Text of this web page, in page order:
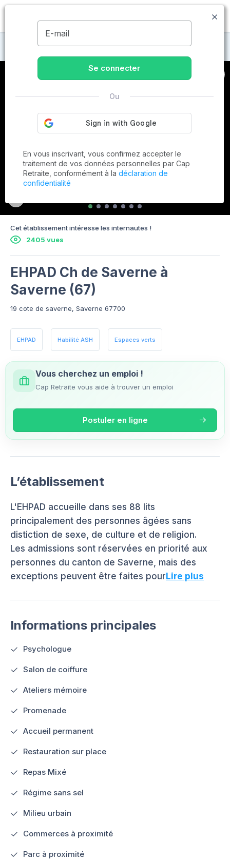
MENU
Maisons de retraite à Saverne
Cet établissement intéresse les internautes !
2405 vues
EHPAD Ch de Saverne à
Saverne (67)
19 cote de saverne, Saverne 67700
EHPAD Habilité ASH Espaces verts
Vous cherchez un emploi !
Cap Retraite vous aide à trouver un emploi
Postuler en ligne
L’établissement
L'EHPAD accueille dans ses 88 lits
principalement des personnes âgées sans
distiction de sexe, de culture et de religion.
Les admissions sont réservées en priorité aux
personnes du canton de Saverne, mais des
exceptions peuvent être faites pourLire plus
Informations principales
Psychologue
Salon de coiffure
Ateliers mémoire
Promenade
Accueil permanent
Restauration sur place
Repas Mixé
Régime sans sel
Milieu urbain
Commerces à proximité
Parc à proximité
E-mail
Se connecter
Ou
En vous inscrivant, vous confirmez accepter le
traitement de vos données personnelles par Cap
Retraite, conformément à la déclaration de
confidentialité